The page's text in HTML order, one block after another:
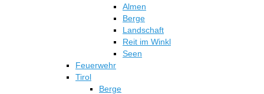
Almen
Berge
Landschaft
Reit im Winkl
Seen
Feuerwehr
Tirol
Berge